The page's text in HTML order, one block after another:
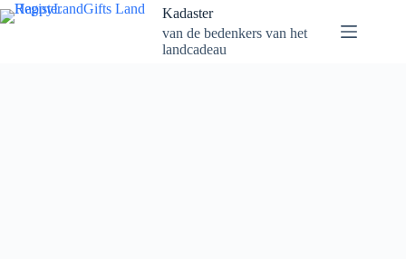
Naar
de
Kadaster
van de bedenkers van het
landcadeau